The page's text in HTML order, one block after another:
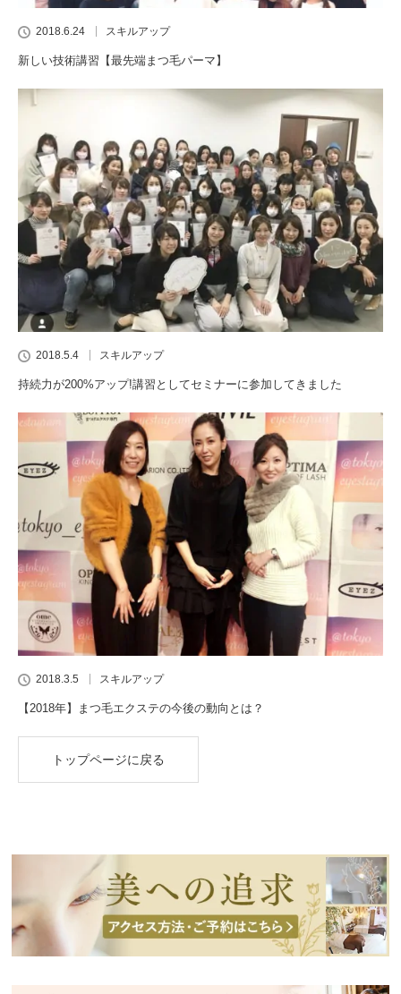
2018.6.24 スキルアップ
新しい技術講習【最先端まつ毛パーマ】
2018.5.4 スキルアップ
持続力が200%アップ!講習としてセミナーに参加してきました
2018.3.5 スキルアップ
【2018年】まつ毛エクステの今後の動向とは？
トップページに戻る